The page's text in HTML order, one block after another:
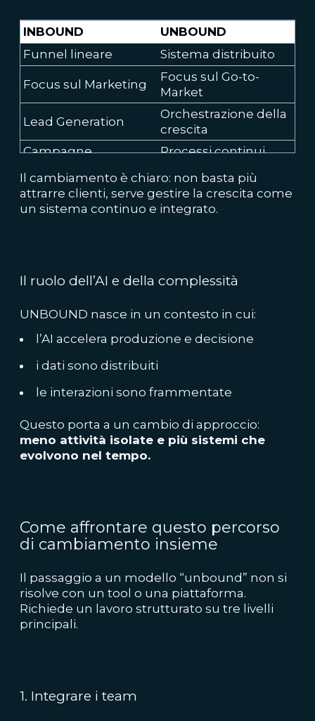
INBOUND
UNBOUND
Funnel lineare
Sistema distribuito
Focus sul Marketing
Focus sul Go-to-
Market
Lead Generation
Orchestrazione della
crescita
Campagne
Processi continui
Tool
Piattaforma integrata
Il cambiamento è chiaro: non basta più
attrarre clienti, serve gestire la crescita come
un sistema continuo e integrato.
Il ruolo dell’AI e della complessità
UNBOUND nasce in un contesto in cui:
l’AI accelera produzione e decisione
i dati sono distribuiti
le interazioni sono frammentate
Questo porta a un cambio di approccio:
meno attività isolate e più sistemi che
evolvono nel tempo.
Come affrontare questo percorso
di cambiamento insieme
Il passaggio a un modello “unbound” non si
risolve con un tool o una piattaforma.
Richiede un lavoro strutturato su tre livelli
principali.
1. Integrare i team